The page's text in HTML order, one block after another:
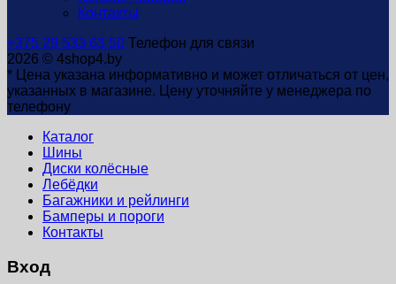
Контакты
+375 29 533 63 50 Телефон для связи
2026 © 4shop4.by
* Цена указана информативно и может отличаться от цен,
указанных в магазине. Цену уточняйте у менеджера по
телефону
Каталог
Шины
Диски колёсные
Лебёдки
Багажники и рейлинги
Бамперы и пороги
Контакты
Вход